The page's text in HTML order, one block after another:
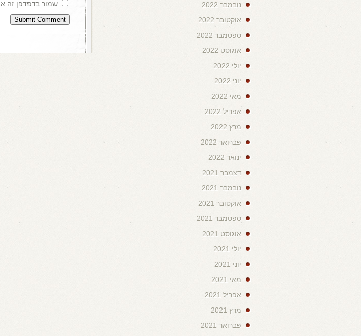
שמור בדפדפן זה
נובמבר 2022
אוקטובר 2022
ספטמבר 2022
אוגוסט 2022
יולי 2022
יוני 2022
מאי 2022
אפריל 2022
מרץ 2022
פברואר 2022
ינואר 2022
דצמבר 2021
נובמבר 2021
אוקטובר 2021
ספטמבר 2021
אוגוסט 2021
יולי 2021
יוני 2021
מאי 2021
אפריל 2021
מרץ 2021
פברואר 2021